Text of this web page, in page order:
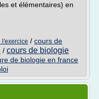
et élémentaires) en
l'exercice / cours de
/ cours de biologie
de biologie en france